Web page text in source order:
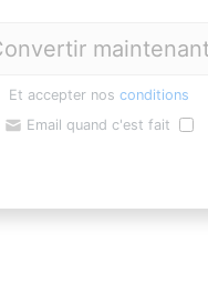
Et accepter nosconditions
Email quand c'est fait